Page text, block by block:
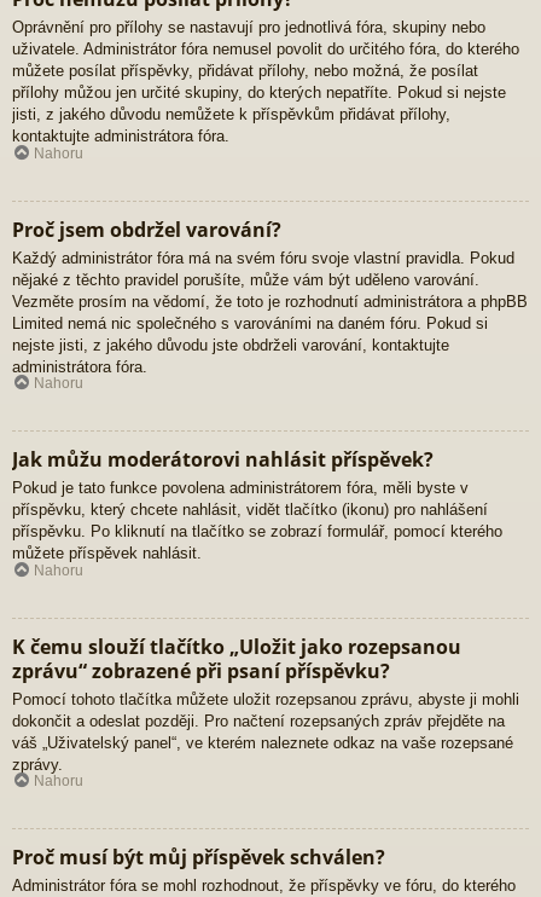
Oprávnění pro přílohy se nastavují pro jednotlivá fóra, skupiny nebo
uživatele. Administrátor fóra nemusel povolit do určitého fóra, do kterého
můžete posílat příspěvky, přidávat přílohy, nebo možná, že posílat
přílohy můžou jen určité skupiny, do kterých nepatříte. Pokud si nejste
jisti, z jakého důvodu nemůžete k příspěvkům přidávat přílohy,
kontaktujte administrátora fóra.
Nahoru
Proč jsem obdržel varování?
Každý administrátor fóra má na svém fóru svoje vlastní pravidla. Pokud
nějaké z těchto pravidel porušíte, může vám být uděleno varování.
Vezměte prosím na vědomí, že toto je rozhodnutí administrátora a phpBB
Limited nemá nic společného s varováními na daném fóru. Pokud si
nejste jisti, z jakého důvodu jste obdrželi varování, kontaktujte
administrátora fóra.
Nahoru
Jak můžu moderátorovi nahlásit příspěvek?
Pokud je tato funkce povolena administrátorem fóra, měli byste v
příspěvku, který chcete nahlásit, vidět tlačítko (ikonu) pro nahlášení
příspěvku. Po kliknutí na tlačítko se zobrazí formulář, pomocí kterého
můžete příspěvek nahlásit.
Nahoru
K čemu slouží tlačítko „Uložit jako rozepsanou
zprávu“ zobrazené při psaní příspěvku?
Pomocí tohoto tlačítka můžete uložit rozepsanou zprávu, abyste ji mohli
dokončit a odeslat později. Pro načtení rozepsaných zpráv přejděte na
váš „Uživatelský panel“, ve kterém naleznete odkaz na vaše rozepsané
zprávy.
Nahoru
Proč musí být můj příspěvek schválen?
Administrátor fóra se mohl rozhodnout, že příspěvky ve fóru, do kterého